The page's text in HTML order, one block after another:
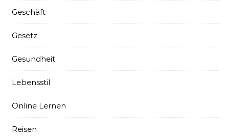
Geschäft
Gesetz
Gesundheit
Lebensstil
Online Lernen
Reisen